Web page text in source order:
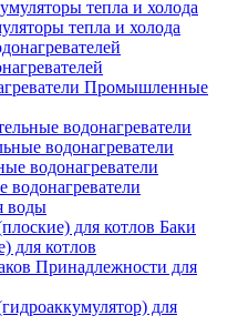
тепла и холода
Промышленные
водонагреватели
водонагреватели
воды
Баки
для котлов
Принадлежности для